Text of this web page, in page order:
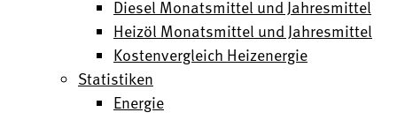
Diesel Monatsmittel und Jahresmittel
Heizöl Monatsmittel und Jahresmittel
Kostenvergleich Heizenergie
Statistiken
Energie